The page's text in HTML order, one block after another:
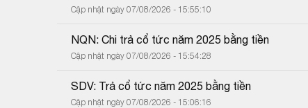
Cập nhật ngày 07/08/2026 - 15:55:10
NQN: Chi trả cổ tức năm 2025 bằng tiền
Cập nhật ngày 07/08/2026 - 15:54:28
SDV: Trả cổ tức năm 2025 bằng tiền
Cập nhật ngày 07/08/2026 - 15:06:16